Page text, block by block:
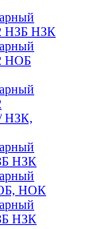
НЗК
НОБ
НЗК,
НЗК
НОК
НЗК